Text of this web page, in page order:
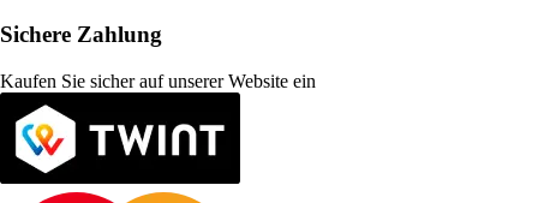
Sichere Zahlung
Kaufen Sie sicher auf unserer Website ein